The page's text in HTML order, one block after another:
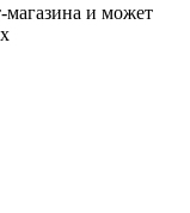
магазина и может